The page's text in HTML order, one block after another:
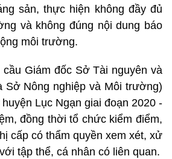
sản, thực hiện không đầy đủ
và không đúng nội dung báo
môi trường.
Giám đốc Sở Tài nguyên và
Sở Nông nghiệp và Môi trường)
Lục Ngạn giai đoạn 2020 -
đồng thời tổ chức kiểm điểm,
cấp có thẩm quyền xem xét, xử
tập thể, cá nhân có liên quan.